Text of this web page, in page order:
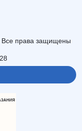
права защищены